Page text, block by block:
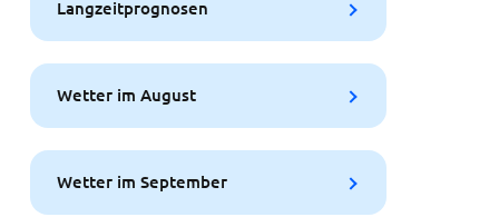
Langzeitprognosen
Wetter im August
Wetter im September